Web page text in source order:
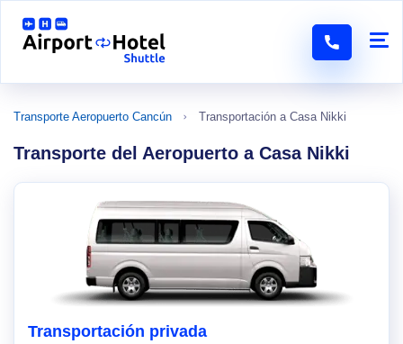
Transporte Aeropuerto Cancún Transportación a Casa Nikki
Transporte del Aeropuerto a Casa Nikki
Transportación privada